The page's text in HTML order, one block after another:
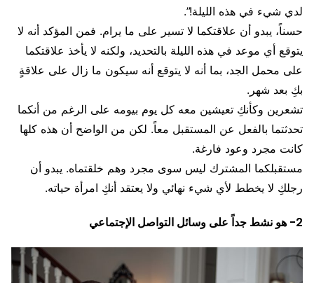
لدي شيء في هذه الليلة!”.
حسناً، يبدو أن علاقتكما لا تسير على ما يرام. فمن المؤكد أنه لا
يتوقع أي موعد في هذه الليلة بالتحديد، ولكنه لا يأخذ علاقتكما
على محمل الجد، بما أنه لا يتوقع أنه سيكون ما زال على علاقةٍ
بكِ بعد شهر.
تشعرين وكأنكِ تعيشين معه كل يوم بيومه على الرغم من أنكما
تحدثتما بالفعل عن المستقبل معاً. لكن من الواضح أن هذه كلها
كانت مجرد وعود فارغة.
مستقبلكما المشترك ليس سوى مجرد وهم خلقتماه. يبدو أن
رجلكِ لا يخطط لأي شيء نهائي ولا يعتقد أنكِ امرأة حياته.
2- هو نشط جداً على وسائل التواصل الإجتماعي